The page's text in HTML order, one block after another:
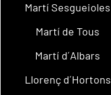
Martí Sesgueioles
Martí de Tous
Martí d´Albars
Llorenç d´Hortons